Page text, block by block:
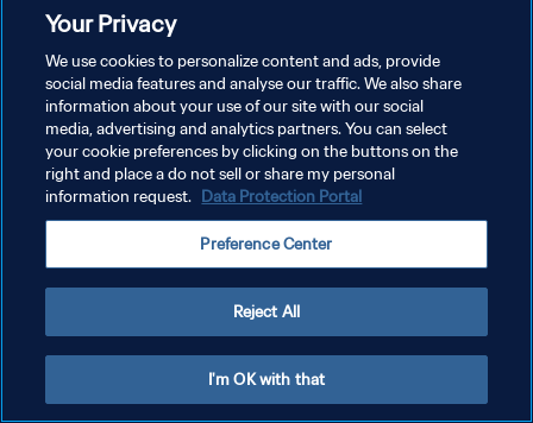
14 novembre 2018.
PRIVACY POLICY
TERMINI DI SERVIZIO
GESTISCI LE TUE PREFERENZE PER I COOKIES
Your Privacy
We use cookies to personalize content and ads, provide
social media features and analyse our traffic. We also share
information about your use of our site with our social
media, advertising and analytics partners. You can select
your cookie preferences by clicking on the buttons on the
right and place a do not sell or share my personal
information request. Data Protection Portal
Preference Center
Reject All
I'm OK with that